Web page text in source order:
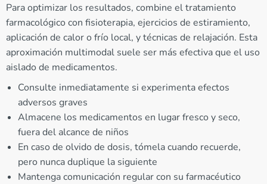
Para optimizar los resultados, combine el tratamiento
farmacológico con fisioterapia, ejercicios de estiramiento,
aplicación de calor o frío local, y técnicas de relajación. Esta
aproximación multimodal suele ser más efectiva que el uso
aislado de medicamentos.
Consulte inmediatamente si experimenta efectos
adversos graves
Almacene los medicamentos en lugar fresco y seco,
fuera del alcance de niños
En caso de olvido de dosis, tómela cuando recuerde,
pero nunca duplique la siguiente
Mantenga comunicación regular con su farmacéutico